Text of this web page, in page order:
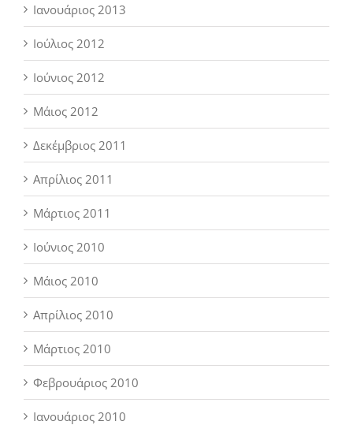
Ιανουάριος 2013
Ιούλιος 2012
Ιούνιος 2012
Μάιος 2012
Δεκέμβριος 2011
Απρίλιος 2011
Μάρτιος 2011
Ιούνιος 2010
Μάιος 2010
Απρίλιος 2010
Μάρτιος 2010
Φεβρουάριος 2010
Ιανουάριος 2010